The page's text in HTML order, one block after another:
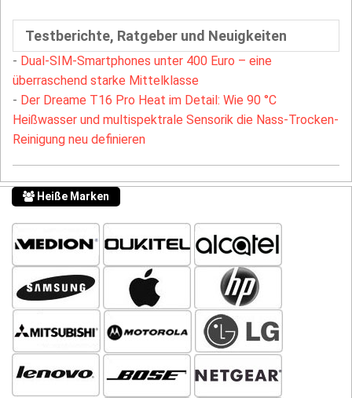
Testberichte, Ratgeber und Neuigkeiten
- Dual-SIM-Smartphones unter 400 Euro – eine
überraschend starke Mittelklasse
- Der Dreame T16 Pro Heat im Detail: Wie 90 °C
Heißwasser und multispektrale Sensorik die Nass-Trocken-
Reinigung neu definieren
Heiße Marken